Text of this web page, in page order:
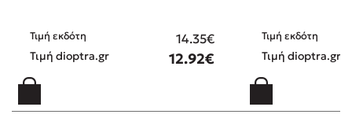
Τιμή εκδότη 14.35€
Τιμή dioptra.gr 12.92€
Τιμή εκδότη
Τιμή dioptra.gr